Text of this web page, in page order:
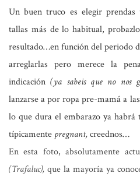
Un buen truco es elegir
tallas más de lo habitual,
resultado…en función del periodo
arreglarlas pero merece la
indicación(ya sabeis que no nos
lanzarse a por ropa pre-mamá a
lo que dura el embarazo ya
típicamente pregnant,creednos…
En esta foto, absolutamente
(Trafaluc), que la mayoría ya